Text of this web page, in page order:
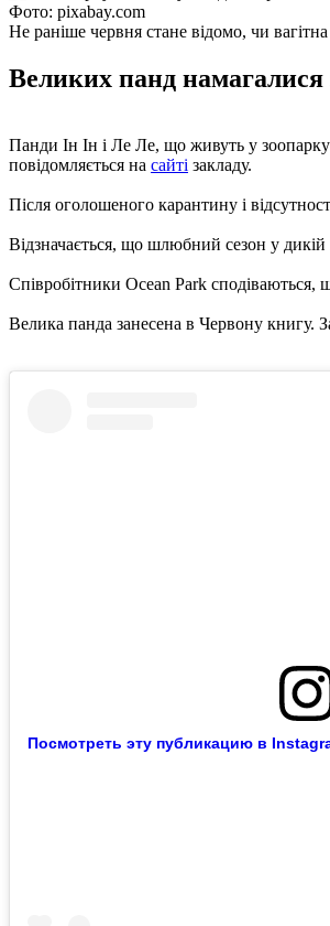
Фото: pixabay.com
Не раніше червня стане відомо, чи
Великих панд намагалися
Панди Ін Ін і Ле Ле, що живуть у зоопарку
повідомляється на сайті закладу.
Після оголошеного карантину і
Відзначається, що шлюбний сезон у
Співробітники Ocean Park сподіваються,
Велика панда занесена в Червону книгу.
Посмотреть эту публикацию в